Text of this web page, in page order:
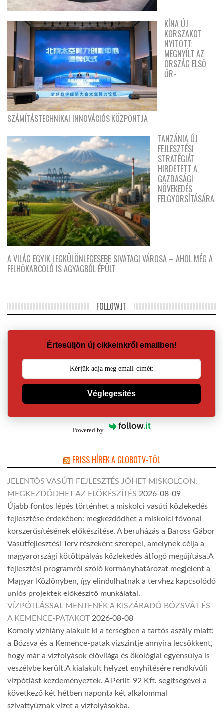
KÍNA ÚJ
KORSZAKOT
NYITOTT:
MEGNYÍLT AZ
ORSZÁG ELSŐ
ŰR-
SZÁMÍTÁSTECHNIKAI INNOVÁCIÓS KÖZPONTJA
TANZÁNIA ÚJ
FEJLESZTÉSI
STRATÉGIÁT
HIRDETETT A
GAZDASÁGI
NÖVEKEDÉS
FELGYORSÍTÁSÁRA
A VILÁG EGYIK LEGKÜLÖNLEGESEBB SIVATAGI VÁROSA – AHOL MÉG A
FELHŐKARCOLÓ IS AGYAGBÓL ÉPÜLT
FOLLOW.IT
Értesüljön új cikkeinkről emailben!
Véglegesítés
Powered by
FRISS HÍREK A GLOBOTV-TŐL
JELENTŐS VASÚTI FEJLESZTÉS JÖHET MISKOLCON,
MEGKEZDŐDHET AZ ELŐKÉSZÍTÉS 2026-08-09
Újabb fontos lépés történhet a miskolci vasúti közlekedés
fejlesztése érdekében: megkezdődhet a miskolci fővonal
korszerűsítésének előkészítése. A beruházás a Baross Gábor
Vasútfejlesztési Terv részeként szerepel, amelynek célja a
magyarországi kötöttpályás közlekedés átfogó megújítása.A
fejlesztési programról szóló kormányhatározat megjelent a
Magyar Közlönyben, így elindulhatnak a tervhez kapcsolódó
uniós projektek előkészítő munkálatai.
VÍZPÓTLÁSSAL MENTENÉK A KISZÁRADÓ BÓZSVÁT ÉS
A KEMENCE-PATAKOT 2026-08-08
Komoly vízhiány alakult ki a térségben a tartós aszály miatt:
a Bózsva és a Kemence-patak vízszintje annyira lecsökkent,
hogy már a vízfolyások élővilága és ökológiai egyensúlya is
veszélybe került.A kialakult helyzet enyhítésére rendkívüli
vízpótlást kezdeményeztek. A Perlit-92 Kft. segítségével a
következő két hétben naponta két alkalommal
szivattyúznak vizet a vízfolyásokba.